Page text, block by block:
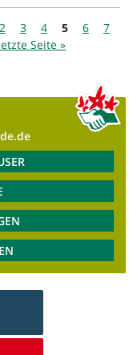
2 3 4 5 6
7
Seite »